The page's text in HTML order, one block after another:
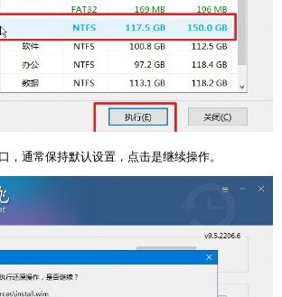
，通常保持默认设置，点击是继续操作。